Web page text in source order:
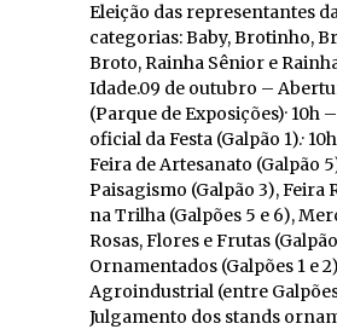
Eleição das representantes
categorias: Baby, Brotinho,
Broto, Rainha Sênior e
Idade.09 de outubro –
(Parque de Exposições)· 10h – Abertura
oficial da Festa (Galpão 1).· 10h às 20h –
Feira de Artesanato (Galpão
Paisagismo (Galpão 3), Feira
na Trilha (Galpões 5 e 6),
Rosas, Flores e Frutas
Ornamentados (Galpões 1 e
Agroindustrial (entre Galpões 4 e
Julgamento dos stands